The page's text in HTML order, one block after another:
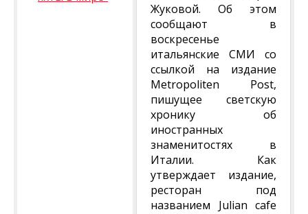
Жуковой. Об этом
сообщают в
воскресенье
итальянские СМИ со
ссылкой на издание
Metropoliten Post,
пишущее светскую
хронику об
иностранных
знаменитостях в
Италии. Как
утверждает издание,
ресторан под
названием Julian cafe